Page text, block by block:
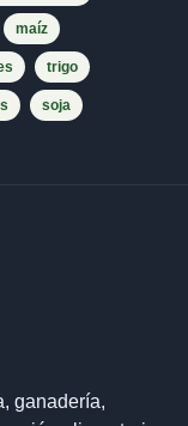
maíz
trigo
soja
ganadería,